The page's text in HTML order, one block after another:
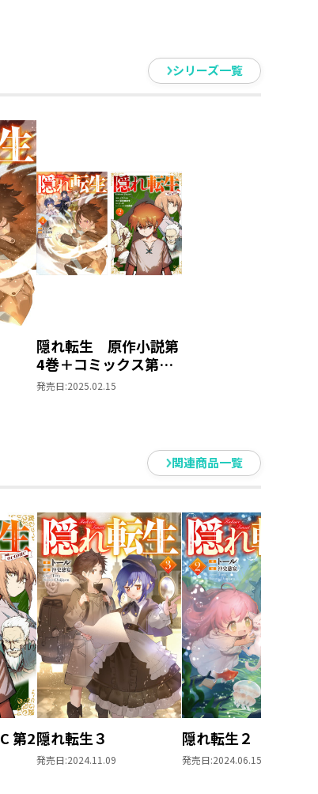
シリーズ一覧
隠れ転生 原作小説第
4巻＋コミックス第2
巻 2冊同時購入セッ
発売日:2025.02.15
関連商品一覧
第2隠れ転生３
発売日:2024.11.09
隠れ転生２
発売日:2024.06.15